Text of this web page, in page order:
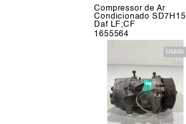
Compressor de Ar
Condicionado SD7H15
Daf LF;CF
1655564
Usado